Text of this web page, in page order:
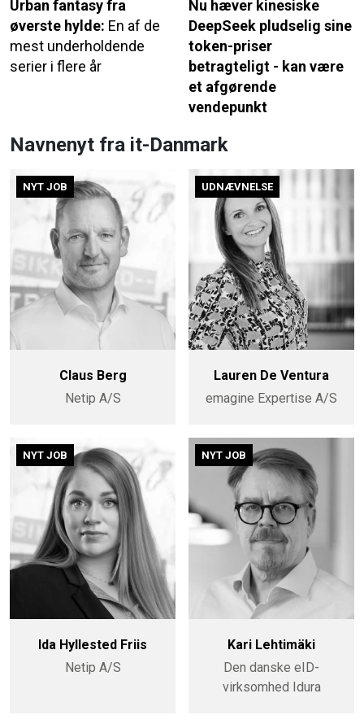
Urban fantasy fra
øverste hylde: En af de
mest underholdende
serier i flere år
Nu hæver kinesiske
DeepSeek pludselig sine
token-priser
betragteligt - kan være
et afgørende
vendepunkt
Navnenyt fra it-Danmark
NYT JOB
Claus Berg
Netip A/S
UDNÆVNELSE
Lauren De Ventura
emagine Expertise A/S
NYT JOB
Ida Hyllested Friis
Netip A/S
NYT JOB
Kari Lehtimäki
Den danske eID-
virksomhed Idura